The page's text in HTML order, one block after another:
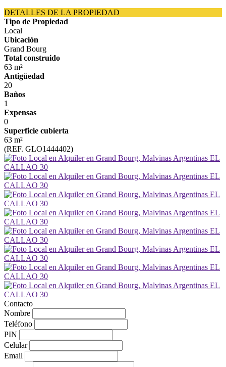
DETALLES DE LA PROPIEDAD
Tipo de Propiedad
Local
Ubicación
Grand Bourg
Total construido
63 m²
Antigüedad
20
Baños
1
Expensas
0
Superficie cubierta
63 m²
(REF. GLO1444402)
Contacto
Nombre
Teléfono
PIN
Celular
Email